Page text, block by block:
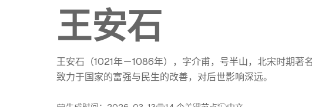
王安石
王安石（1021年－1086年），字介甫，号半山，北宋时期著
致力于国家的富强与民生的改善，对后世影响深远。